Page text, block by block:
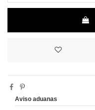
Aviso aduanas